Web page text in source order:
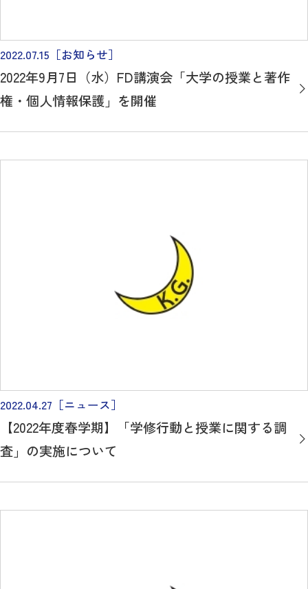
2022.07.15 ［お知らせ］
2022年9月7日（水）FD講演会「大学の授業と著作
権・個人情報保護」を開催
2022.04.27 ［ニュース］
【2022年度春学期】「学修行動と授業に関する調
査」の実施について